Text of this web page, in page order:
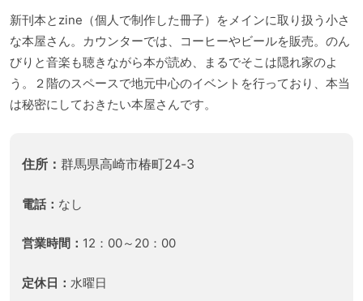
新刊本とzine（個人で制作した冊子）をメインに取り扱う小さ
な本屋さん。カウンターでは、コーヒーやビールを販売。のん
びりと音楽も聴きながら本が読め、まるでそこは隠れ家のよ
う。２階のスペースで地元中心のイベントを行っており、本当
は秘密にしておきたい本屋さんです。
住所： 群馬県高崎市椿町24-3
電話： なし
営業時間： 12：00～20：00
定休日： 水曜日